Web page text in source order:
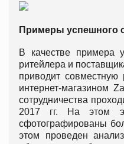
Примеры успешного
В качестве примера
ритейлера и
приводит
интернет-магазином
сотрудничества
2017 гг. На этом
сфотографированы
этом проведен